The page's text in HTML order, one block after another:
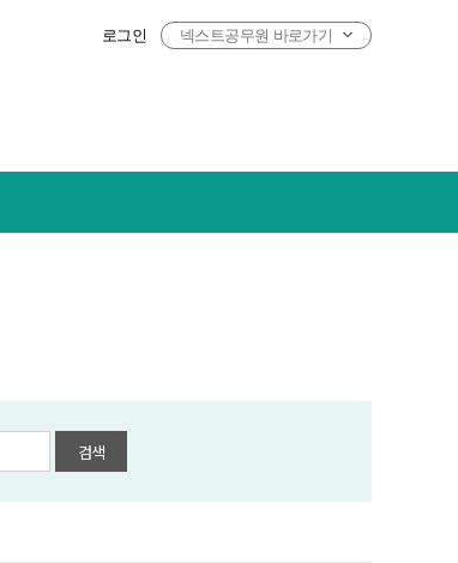
로그인 넥스트공무원 바로가기
검색